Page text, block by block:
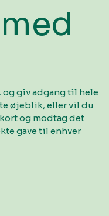
og giv adgang til hele
øjeblik, eller vil du
og modtag det
gave til enhver